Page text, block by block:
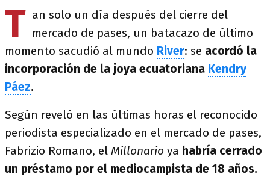
T an solo un día después del cierre del
mercado de pases, un batacazo de último
momento sacudió al mundo River: se acordó la
incorporación de la joya ecuatoriana Kendry
Páez.
Según reveló en las últimas horas el reconocido
periodista especializado en el mercado de pases,
Fabrizio Romano, el Millonario ya habría cerrado
un préstamo por el mediocampista de 18 años.